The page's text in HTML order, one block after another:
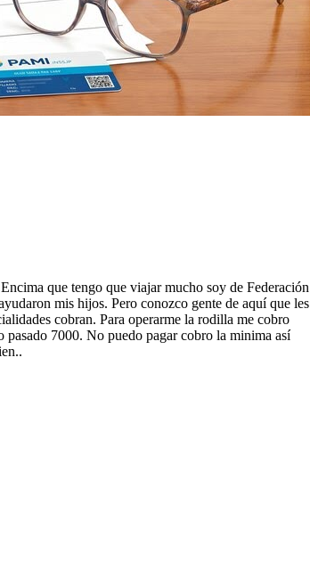
que tengo que viajar mucho soy de Federación
mis hijos. Pero conozco gente de aquí que les
cobran. Para operarme la rodilla me cobro
7000. No puedo pagar cobro la minima así